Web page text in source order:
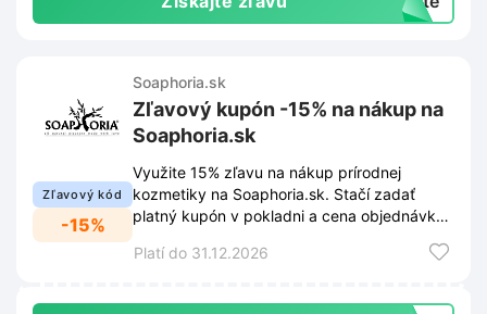
Zľavový kód
-15%
Soaphoria.sk
Zľavový kupón -15% na nákup na
Soaphoria.sk
Využite 15% zľavu na nákup prírodnej
kozmetiky na Soaphoria.sk. Stačí zadať
platný kupón v pokladni a cena objednávky
Platí do 31.12.2026